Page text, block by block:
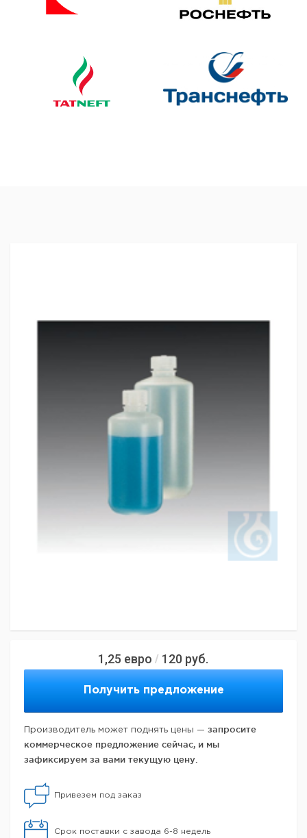
1,25 евро / 120 руб.
Получить предложение
Производитель может поднять цены — запросите
коммерческое предложение сейчас, и мы
зафиксируем за вами текущую цену.
Привезем под заказ
Срок поставки с завода 6-8 недель